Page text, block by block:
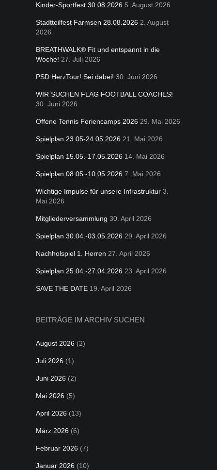
Kinder-Sportfest 30.08.2026 5. August 2026
Stadtteilfest Farmsen 28.08.2026 2. August
2026
BREATHWALK® Fit und entspannt in die
Woche! 27. Juli 2026
PSD HerzTour! Sei dabei! 30. Juni 2026
WIR SUCHEN FLAG FOOTBALL COACHES!
30. Juni 2026
Offene Tennis Feriencamps 2026 29. Mai 2026
Spielplan 23.05-24.05.2026 21. Mai 2026
Spielplan 15.05.-17.05.2026 14. Mai 2026
Spielplan 08.05.-10.05.2026 7. Mai 2026
Wichtige Impulse für unsere Infrastruktur 3.
Mai 2026
Mitgliederversammlung 30. April 2026
Spielplan 30.04.-03.05.2026 29. April 2026
Nachholspiel 1. Herren 27. April 2026
Spielplan 25.04.-27.04.2026 23. April 2026
SAVE THE DATE 19. April 2026
BEITRÄGE IM ARCHIV SUCHEN
August 2026 (2)
Juli 2026 (1)
Juni 2026 (2)
Mai 2026 (5)
April 2026 (13)
März 2026 (6)
Februar 2026 (7)
Januar 2026 (10)